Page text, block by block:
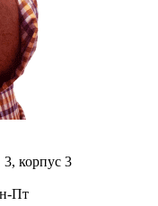
3, корпус 3
Пт